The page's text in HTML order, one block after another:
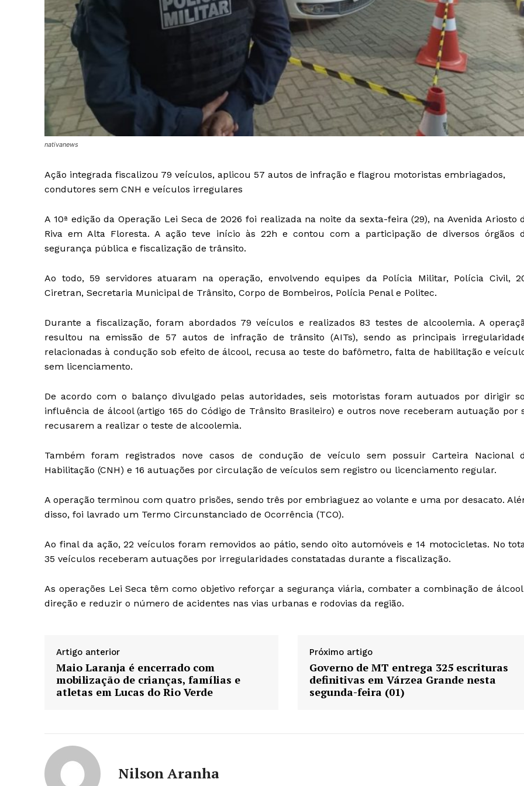
nativanews
Ação integrada fiscalizou 79 veículos, aplicou 57 autos de infração e flagrou motoristas embriagados,
condutores sem CNH e veículos irregulares
A 10ª edição da Operação Lei Seca de 2026 foi realizada na noite da sexta-feira (29), na Avenida Ariosto
Riva em Alta Floresta. A ação teve início às 22h e contou com a participação de diversos órgãos
segurança pública e fiscalização de trânsito.
Ao todo, 59 servidores atuaram na operação, envolvendo equipes da Polícia Militar, Polícia Civil,
Ciretran, Secretaria Municipal de Trânsito, Corpo de Bombeiros, Polícia Penal e Politec.
Durante a fiscalização, foram abordados 79 veículos e realizados 83 testes de alcoolemia. A
resultou na emissão de 57 autos de infração de trânsito (AITs), sendo as principais
relacionadas à condução sob efeito de álcool, recusa ao teste do bafômetro, falta de habilitação e
sem licenciamento.
De acordo com o balanço divulgado pelas autoridades, seis motoristas foram autuados por dirigir
influência de álcool (artigo 165 do Código de Trânsito Brasileiro) e outros nove receberam autuação por
recusarem a realizar o teste de alcoolemia.
Também foram registrados nove casos de condução de veículo sem possuir Carteira Nacional
Habilitação (CNH) e 16 autuações por circulação de veículos sem registro ou licenciamento regular.
A operação terminou com quatro prisões, sendo três por embriaguez ao volante e uma por desacato.
disso, foi lavrado um Termo Circunstanciado de Ocorrência (TCO).
Ao final da ação, 22 veículos foram removidos ao pátio, sendo oito automóveis e 14 motocicletas. No
35 veículos receberam autuações por irregularidades constatadas durante a fiscalização.
As operações Lei Seca têm como objetivo reforçar a segurança viária, combater a combinação de álcool
direção e reduzir o número de acidentes nas vias urbanas e rodovias da região.
Artigo anterior
Maio Laranja é encerrado com
mobilização de crianças, famílias e
atletas em Lucas do Rio Verde
Próximo artigo
Governo de MT entrega 325 escrituras
definitivas em Várzea Grande nesta
segunda-feira (01)
Nilson Aranha